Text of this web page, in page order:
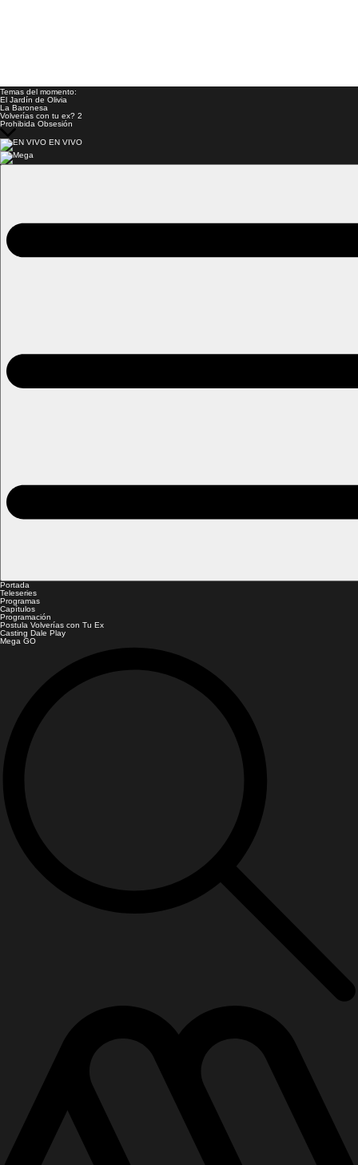
Temas del momento:
El Jardín de Olivia
La Baronesa
Volverías con tu ex? 2
Prohibida Obsesión
EN VIVO
Portada
Teleseries
Programas
Capítulos
Programación
Postula Volverías con Tu Ex
Casting Dale Play
Mega GO